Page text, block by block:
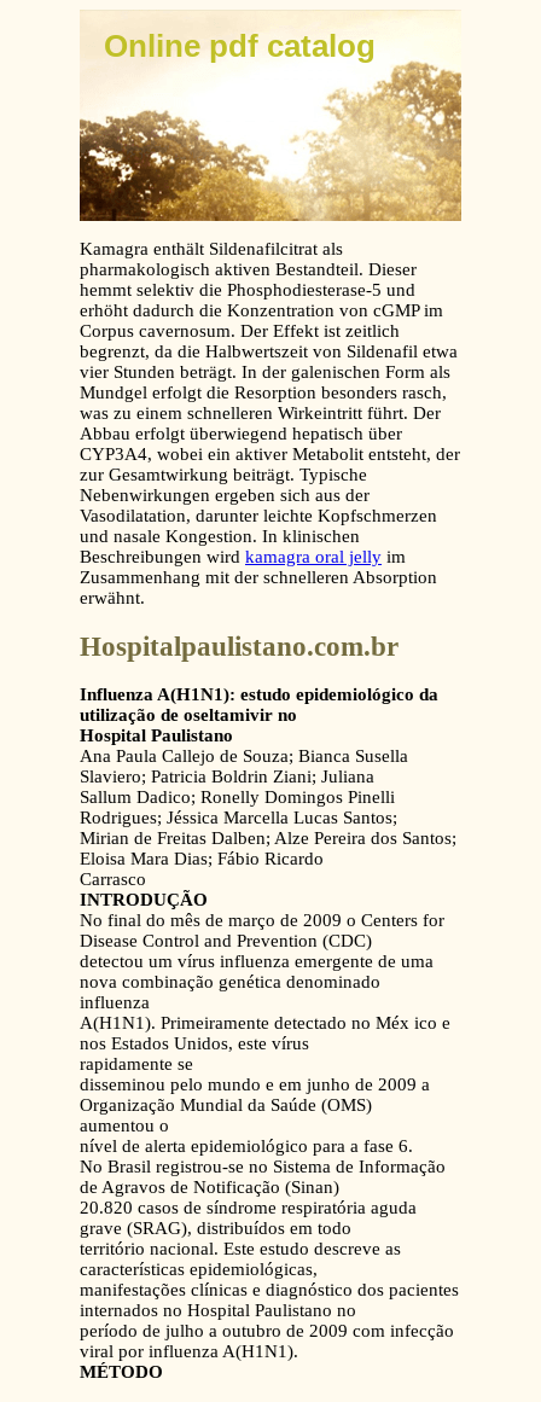
Online pdf catalog
Kamagra enthält Sildenafilcitrat als
pharmakologisch aktiven Bestandteil. Dieser
hemmt selektiv die Phosphodiesterase-5 und
erhöht dadurch die Konzentration von cGMP im
Corpus cavernosum. Der Effekt ist zeitlich
begrenzt, da die Halbwertszeit von Sildenafil etwa
vier Stunden beträgt. In der galenischen Form als
Mundgel erfolgt die Resorption besonders rasch,
was zu einem schnelleren Wirkeintritt führt. Der
Abbau erfolgt überwiegend hepatisch über
CYP3A4, wobei ein aktiver Metabolit entsteht, der
zur Gesamtwirkung beiträgt. Typische
Nebenwirkungen ergeben sich aus der
Vasodilatation, darunter leichte Kopfschmerzen
und nasale Kongestion. In klinischen
Beschreibungen wird kamagra oral jelly im
Zusammenhang mit der schnelleren Absorption
erwähnt.
Hospitalpaulistano.com.br
Influenza A(H1N1): estudo epidemiológico da
utilização de oseltamivir no
Hospital Paulistano
Ana Paula Callejo de Souza; Bianca Susella
Slaviero; Patricia Boldrin Ziani; Juliana
Sallum Dadico; Ronelly Domingos Pinelli
Rodrigues; Jéssica Marcella Lucas Santos;
Mirian de Freitas Dalben; Alze Pereira dos Santos;
Eloisa Mara Dias; Fábio Ricardo
Carrasco
INTRODUÇÃO
No final do mês de março de 2009 o Centers for
Disease Control and Prevention (CDC)
detectou um vírus influenza emergente de uma
nova combinação genética denominado
influenza
A(H1N1). Primeiramente detectado no Méx ico e
nos Estados Unidos, este vírus
rapidamente se
disseminou pelo mundo e em junho de 2009 a
Organização Mundial da Saúde (OMS)
aumentou o
nível de alerta epidemiológico para a fase 6.
No Brasil registrou-se no Sistema de Informação
de Agravos de Notificação (Sinan)
20.820 casos de síndrome respiratória aguda
grave (SRAG), distribuídos em todo
território nacional. Este estudo descreve as
características epidemiológicas,
manifestações clínicas e diagnóstico dos pacientes
internados no Hospital Paulistano no
período de julho a outubro de 2009 com infecção
viral por influenza A(H1N1).
MÉTODO